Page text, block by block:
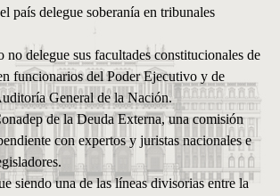
país delegue soberanía en tribunales
no delegue sus facultades constitucionales de
funcionarios del Poder Ejecutivo y de
General de la Nación.
de la Deuda Externa, una comisión
con expertos y juristas nacionales e
siendo una de las líneas divisorias entre la